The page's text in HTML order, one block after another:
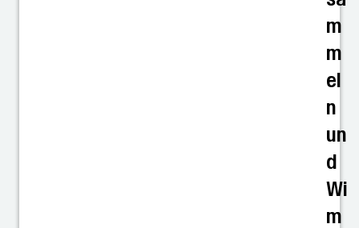
m
m
el
n
un
d
Wi
m